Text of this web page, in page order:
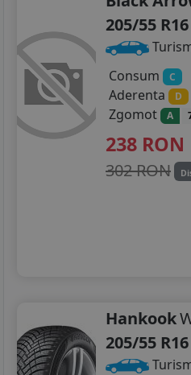
205/55
Consum
C
Aderenta D
Zgomot A
238 RON
302 RON
Hankook
205/55